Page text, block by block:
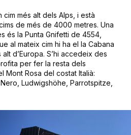
cim més alt dels Alps, i està
de més de 4000 metres. Una
és la Punta Gnifetti de 4554,
al mateix cim hi ha el la Cabana
d’Europa. S’hi accedeix des
per fer la resta dels
Mont Rosa del costat Italià:
Ludwigshöhe, Parrotspitze,